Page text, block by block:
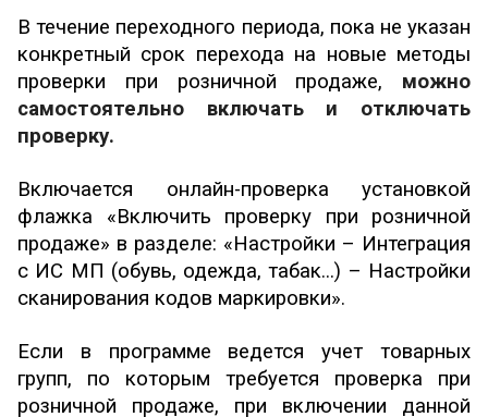
В течение переходного периода, пока не указан
конкретный срок перехода на новые методы
проверки при розничной продаже, можно
самостоятельно включать и отключать
проверку.
Включается онлайн-проверка установкой
флажка «Включить проверку при розничной
продаже» в разделе: «Настройки – Интеграция
с ИС МП (обувь, одежда, табак...) – Настройки
сканирования кодов маркировки».
Если в программе ведется учет товарных
групп, по которым требуется проверка при
розничной продаже, при включении данной